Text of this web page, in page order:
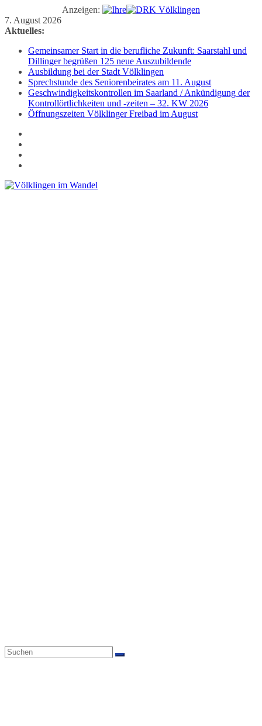
Anzeigen:
Zum
Inhalt
7. August 2026
Aktuelles:
Gemeinsamer Start in die berufliche Zukunft: Saarstahl und
Dillinger begrüßen 125 neue Auszubildende
Ausbildung bei der Stadt Völklingen
Sprechstunde des Seniorenbeirates am 11. August
Geschwindigkeitskontrollen im Saarland / Ankündigung der
Kontrollörtlichkeiten und -zeiten – 32. KW 2026
Öffnungszeiten Völklinger Freibad im August